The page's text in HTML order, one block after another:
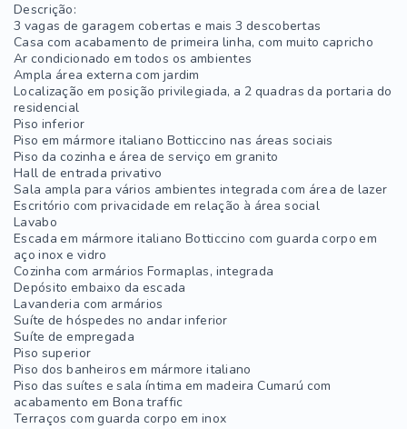
Descrição:
3 vagas de garagem cobertas e mais 3 descobertas
Casa com acabamento de primeira linha, com muito capricho
Ar condicionado em todos os ambientes
Ampla área externa com jardim
Localização em posição privilegiada, a 2 quadras da portaria do
residencial
Piso inferior
Piso em mármore italiano Botticcino nas áreas sociais
Piso da cozinha e área de serviço em granito
Hall de entrada privativo
Sala ampla para vários ambientes integrada com área de lazer
Escritório com privacidade em relação à área social
Lavabo
Escada em mármore italiano Botticcino com guarda corpo em
aço inox e vidro
Cozinha com armários Formaplas, integrada
Depósito embaixo da escada
Lavanderia com armários
Suíte de hóspedes no andar inferior
Suíte de empregada
Piso superior
Piso dos banheiros em mármore italiano
Piso das suítes e sala íntima em madeira Cumarú com
acabamento em Bona traffic
Terraços com guarda corpo em inox